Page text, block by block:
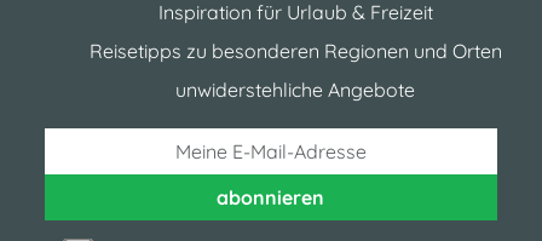
Inspiration für Urlaub & Freizeit
Reisetipps zu besonderen Regionen und Orten
unwiderstehliche Angebote
abonnieren